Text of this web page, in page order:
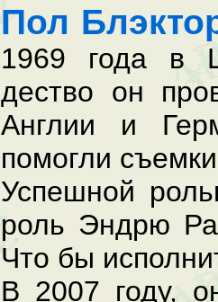
Пол
1969 года в
дество он
Англии и
помогли
Успешной
роль Эндрю
Что бы
В 2007 году,